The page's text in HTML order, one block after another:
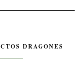
DRAGONES